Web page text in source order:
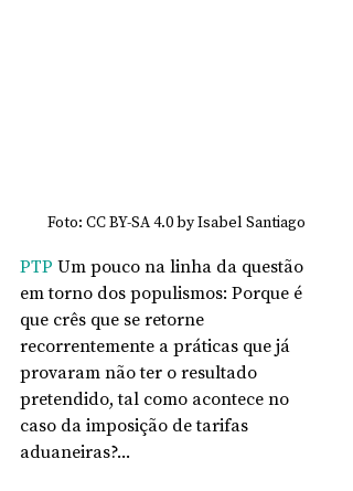
Foto: CC BY-SA 4.0 by Isabel Santiago
PTP Um pouco na linha da questão
em torno dos populismos: Porque é
que crês que se retorne
recorrentemente a práticas que já
provaram não ter o resultado
pretendido, tal como acontece no
caso da imposição de tarifas
aduaneiras?...